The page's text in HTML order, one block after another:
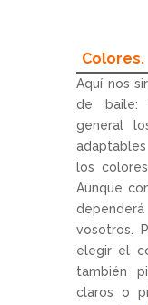
Colores.
Aquí nos
de baile:
general
los
Aunque
vosotros.
elegir el
también
claros o